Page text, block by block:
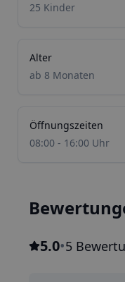
25 Kinder
Alter
ab 8 Monaten
Öffnungszeiten
08:00 - 16:00 Uhr
5.0•5